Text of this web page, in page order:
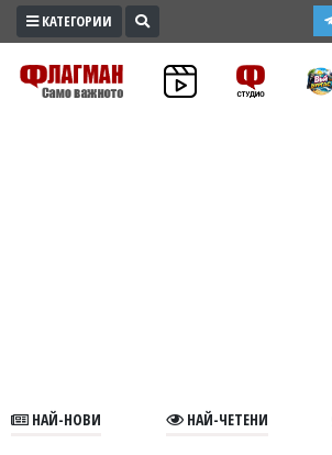
ПРОМО
ЗОНА
КАТЕГОРИИ
НАЙ-НОВИ НАЙ-ЧЕТЕНИ